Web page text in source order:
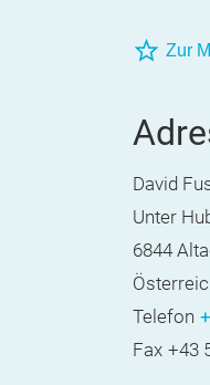
Zur
David
Unter
6844
Telefon
Fax +43